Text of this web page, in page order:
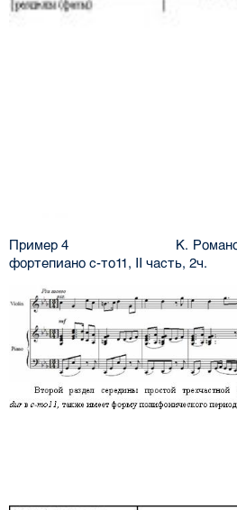
Пример 4 К. Романов.
фортепиано с-то11, II часть, 2ч.